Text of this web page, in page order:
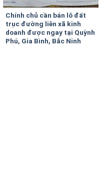
Chính chủ cần bán lô đất
trục đường liên xã kinh
doanh được ngay tại Quỳnh
Phú, Gia Bình, Bắc Ninh